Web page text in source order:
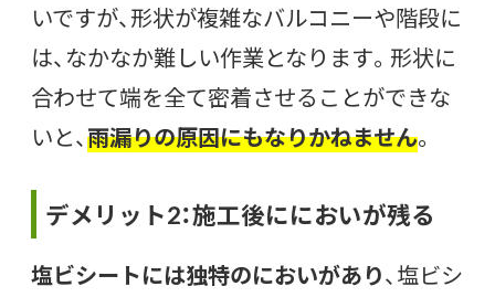
いですが、形状が複雑なバルコニーや階段に
は、なかなか難しい作業となります。形状に
合わせて端を全て密着させることができな
いと、雨漏りの原因にもなりかねません。
デメリット2：施工後ににおいが残る
塩ビシートには独特のにおいがあり、塩ビシ